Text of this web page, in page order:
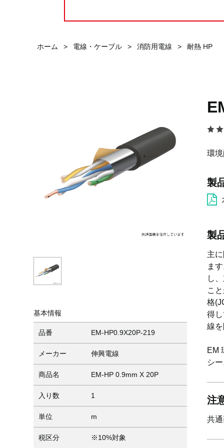
ホーム > 電線・ケーブル > 消防用電線 > 耐熱 HP
基本情報
品番 EM-HP0.9X20P-219
メーカー 伸興電線
商品名 EM-HP 0.9mm X 20P
入り数 1
単位 m
税区分 ※10%対象
環
製
製
主
ま
し
こ
格
得
線
EM
シ
注
共